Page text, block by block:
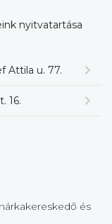
nyitvatartása
Attila u. 77.
16.
és